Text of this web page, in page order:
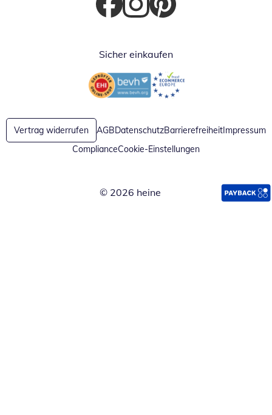
Öffnet in neuem Fenster
Öffnet in neuem Fenster
Öffnet in neuem Fenster
Sicher einkaufen
Öffnet in neuem FensterÖffnet in neuem Fenster
Vertrag widerrufen AGBDatenschutzBarrierefreiheitImpressum
ComplianceCookie-Einstellungen
© 2026 heine